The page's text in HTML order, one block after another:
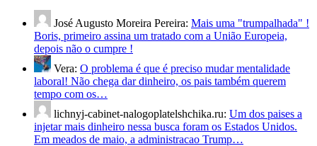
José Augusto Moreira Pereira: Mais uma "trumpalhada" !
Boris, primeiro assina um tratado com a União Europeia,
depois não o cumpre !
Vera: O problema é que é preciso mudar mentalidade
laboral! Não chega dar dinheiro, os pais também querem
tempo com os…
lichnyj-cabinet-nalogoplatelshchika.ru: Um dos paises a
injetar mais dinheiro nessa busca foram os Estados Unidos.
Em meados de maio, a administracao Trump…